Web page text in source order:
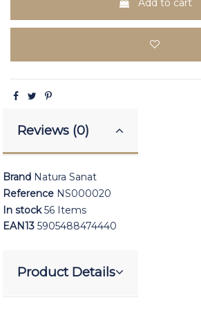
Add to cart
Reviews (0)
Brand Natura Sanat
Reference NS000020
In stock 56 Items
EAN13 5905488474440
Product Details